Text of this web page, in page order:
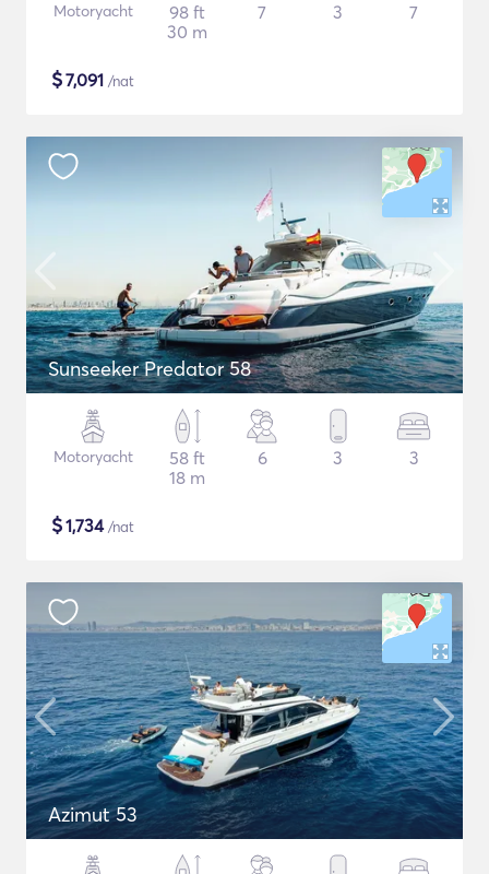
Motoryacht
98 ft
30 m
7 3 7
$7,091 /nat
Sunseeker Predator 58
Motoryacht
58 ft
18 m
6 3 3
$1,734/nat
Azimut 53